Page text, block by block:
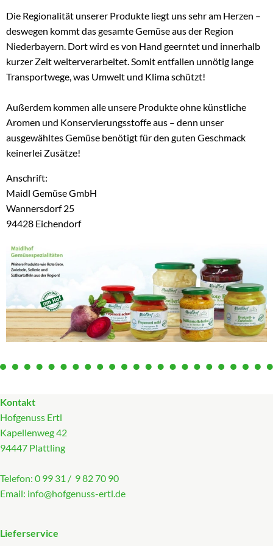
Über uns
Die Regionalität unserer Produkte liegt uns sehr am Herzen –
deswegen kommt das gesamte Gemüse aus der Region
Niederbayern. Dort wird es von Hand geerntet und innerhalb
kurzer Zeit weiterverarbeitet. Somit entfallen unnötig lange
Transportwege, was Umwelt und Klima schützt!
Außerdem kommen alle unsere Produkte ohne künstliche
Aromen und Konservierungsstoffe aus – denn unser
ausgewähltes Gemüse benötigt für den guten Geschmack
keinerlei Zusätze!
Anschrift:
Maidl Gemüse GmbH
Wannersdorf 25
94428 Eichendorf
Kontakt
Hofgenuss Ertl
Kapellenweg 42
94447 Plattling
Telefon: 0 99 31 / 9 82 70 90
Email: info@hofgenuss-ertl.de
Lieferservice